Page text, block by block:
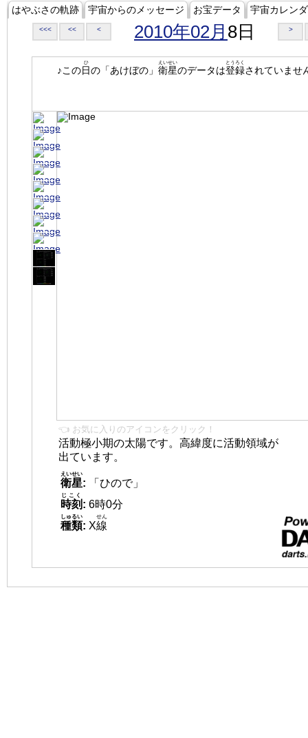
はやぶさの軌跡 宇宙からのメッセージ お宝データ 宇宙カレン
<<< << < 2010年02月 8日 >
♪この日
ひ
の「あけぼの」 衛星
えいせい
のデータは登録
とうろく
されていませ
👈 お気に入りのアイコンをクリック！
活動極小期の太陽です。高緯度に活動領域が
出ています。
衛星
えいせい
:
「ひので」
時刻
じこく
: 6時0分
種類
しゅるい
: X線
せん